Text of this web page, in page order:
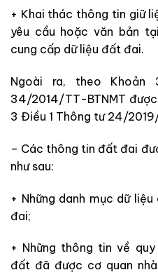
+ Khai thác thông tin giữ
yêu cầu hoặc văn bản
cung cấp dữ liệu đất đai.
Ngoài ra, theo
34/2014/TT-BTNMT
3 Điều 1 Thông tư 24/
– Các thông tin đất đai
như sau:
+ Những danh mục dữ
đai;
+ Những thông tin về
đất đã được cơ quan